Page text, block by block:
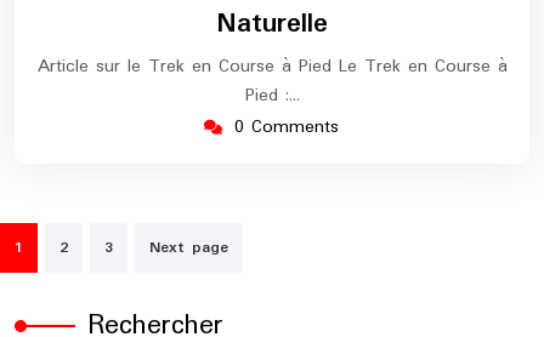
Naturelle
Article sur le Trek en Course à Pied Le Trek en Course à
Pied :…
0 Comments
Pagination
des
publications
1 2 3 Next page
Rechercher